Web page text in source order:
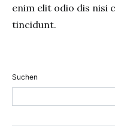
enim elit odio dis nisi
tincidunt.
Suchen